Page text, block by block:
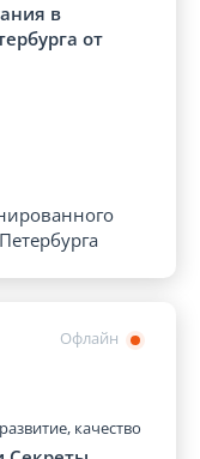
в
от
Офлайн
качество